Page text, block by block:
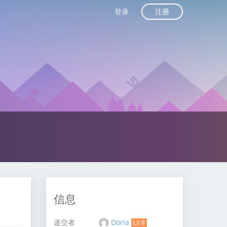
登录 注册
信息
递交者 Doria LV 8